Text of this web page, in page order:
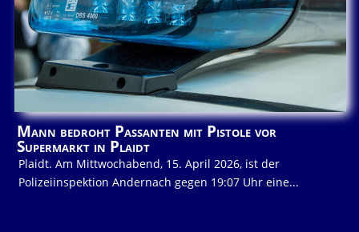
Mann bedroht Passanten mit Pistole vor
Supermarkt in Plaidt
Plaidt. Am Mittwochabend, 15. April 2026, ist der
Polizeiinspektion Andernach gegen 19:07 Uhr eine...